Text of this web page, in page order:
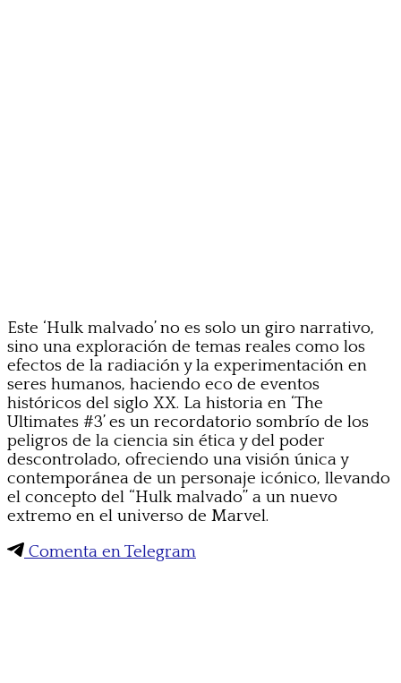
Este ‘Hulk malvado’ no es solo un giro narrativo,
sino una exploración de temas reales como los
efectos de la radiación y la experimentación en
seres humanos, haciendo eco de eventos
históricos del siglo XX. La historia en ‘The
Ultimates #3’ es un recordatorio sombrío de los
peligros de la ciencia sin ética y del poder
descontrolado, ofreciendo una visión única y
contemporánea de un personaje icónico, llevando
el concepto del “Hulk malvado” a un nuevo
extremo en el universo de Marvel.
Comenta en Telegram